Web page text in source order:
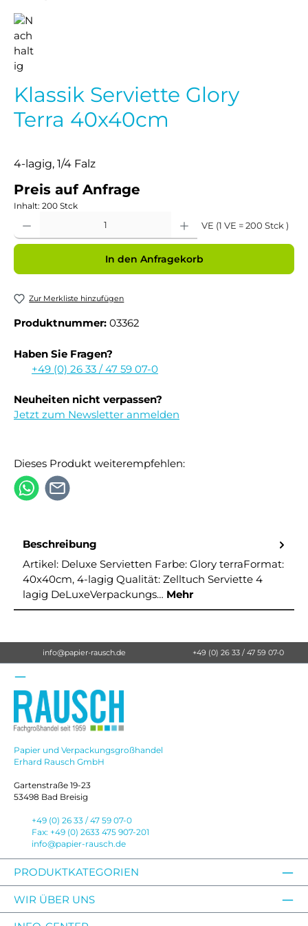
Klassik Serviette Glory
Terra 40x40cm
4-lagig, 1/4 Falz
Preis auf Anfrage
Inhalt: 200 Stck
VE (1 VE = 200 Stck )
In den Anfragekorb
Zur Merkliste hinzufügen
Produktnummer: 03362
Haben Sie Fragen?
+49 (0) 26 33 / 47 59 07-0
Neuheiten nicht verpassen?
Jetzt zum Newsletter anmelden
Dieses Produkt weiterempfehlen:
Beschreibung
Artikel: Deluxe Servietten Farbe: Glory terraFormat:
40x40cm, 4-lagig Qualität: Zelltuch Serviette 4
lagig DeLuxeVerpackungs… Mehr
info@papier-rausch.de +49 (0) 26 33 / 47 59 07-0
Papier und Verpackungsgroßhandel
Erhard Rausch GmbH
Gartenstraße 19-23
53498 Bad Breisig
+49 (0) 26 33 / 47 59 07-0
Fax: +49 (0) 2633 475 907-201
info@papier-rausch.de
PRODUKTKATEGORIEN
WIR ÜBER UNS